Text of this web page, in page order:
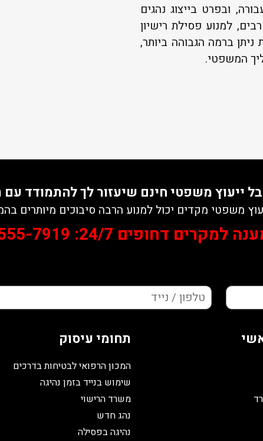
ובפרט בייצוג נהגים
למנוע פסילת רישיון
ברמה הגבוהה ביותר,
המשפטי.
ייעוץ משפטי חינם שיעזור לך להתמודד עם
משפטי מקדים יכול למנוע הרבה סיבוכים מיותרים
למקרים דחופים 24/7: 7919
תחומי עיסוק
המכון הרפואי לבטיחות בדרכים
שימוש בנייד בזמן נהיגה
משרד הרישוי
נהג חדש
נהיגה בפסילה